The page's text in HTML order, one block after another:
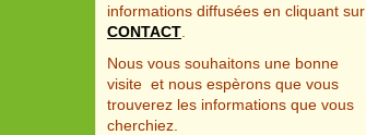
informations diffusées en cliquant sur
CONTACT
Nous vous souhaitons une bonne
visite et nous espèrons que vous
trouverez les informations que vous
cherchiez.